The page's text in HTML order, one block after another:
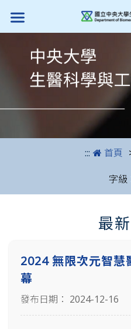
::: 首頁
字級
最
2024 無限次元智慧
幕
發布日期： 2024-12-16